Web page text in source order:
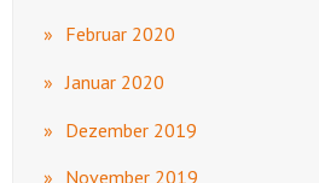
Februar 2020
Januar 2020
Dezember 2019
November 2019